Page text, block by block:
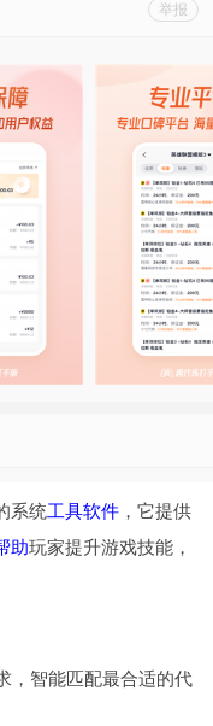
举报
系统工具软件 ，它提供
助玩家提升游戏技能，
，智能匹配最合适的代